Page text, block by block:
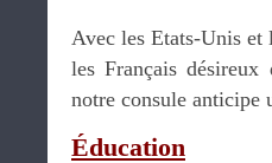
Avec les Etats-Unis et
les Français
notre consule anticipe
Éducation